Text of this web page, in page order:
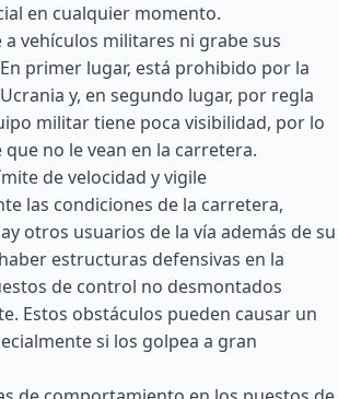
en cualquier momento.
a vehículos militares ni grabe sus
primer lugar, está prohibido por la
y, en segundo lugar, por regla
militar tiene poca visibilidad, por lo
que no le vean en la carretera.
de velocidad y vigile
las condiciones de la carretera,
otros usuarios de la vía además de su
estructuras defensivas en la
de control no desmontados
Estos obstáculos pueden causar un
si los golpea a gran